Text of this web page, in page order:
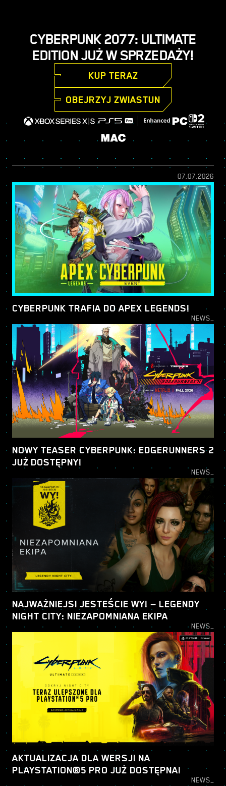
CYBERPUNK 2077: ULTIMATE
EDITION JUŻ W SPRZEDAŻY!
KUP TERAZ
OBEJRZYJ ZWIASTUN
07.07.2026
CYBERPUNK TRAFIA DO APEX LEGENDS!
NEWS_
NOWY TEASER CYBERPUNK: EDGERUNNERS 2
JUŻ DOSTĘPNY!
NEWS_
NAJWAŻNIEJSI JESTEŚCIE WY! — LEGENDY
NIGHT CITY: NIEZAPOMNIANA EKIPA
NEWS_
AKTUALIZACJA DLA WERSJI NA
PLAYSTATION®5 PRO JUŻ DOSTĘPNA!
NEWS_